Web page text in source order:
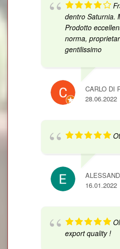
dentro Saturnia.
Prodotto
norma,
gentilissimo
CARLO DI
28.06.2022
16.01.2022
export quality !